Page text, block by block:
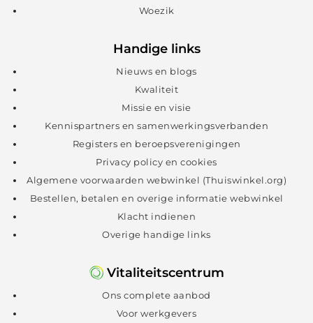
Woezik
Handige links
Nieuws en blogs
Kwaliteit
Missie en visie
Kennispartners en samenwerkingsverbanden
Registers en beroepsverenigingen
Privacy policy en cookies
Algemene voorwaarden webwinkel (Thuiswinkel.org)
Bestellen, betalen en overige informatie webwinkel
Klacht indienen
Overige handige links
Vitaliteitscentrum
Ons complete aanbod
Voor werkgevers